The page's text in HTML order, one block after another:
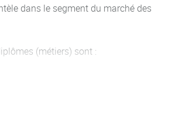
dans le segment du marché des
(métiers) sont :